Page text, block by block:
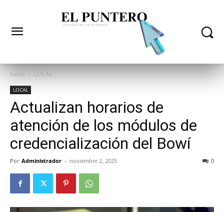
Inicio LOCAL
LOCAL
Actualizan horarios de
atención de los módulos de
credencialización del Bowí
Por Administrador - noviembre 2, 2025 0